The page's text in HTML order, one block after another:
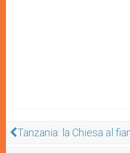
Tanzania: la Chiesa al